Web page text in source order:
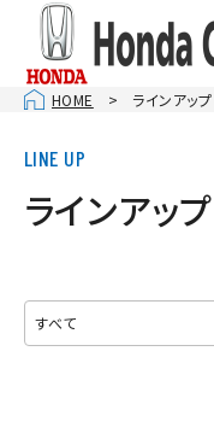
HOME ラインアップ
ラインアップ